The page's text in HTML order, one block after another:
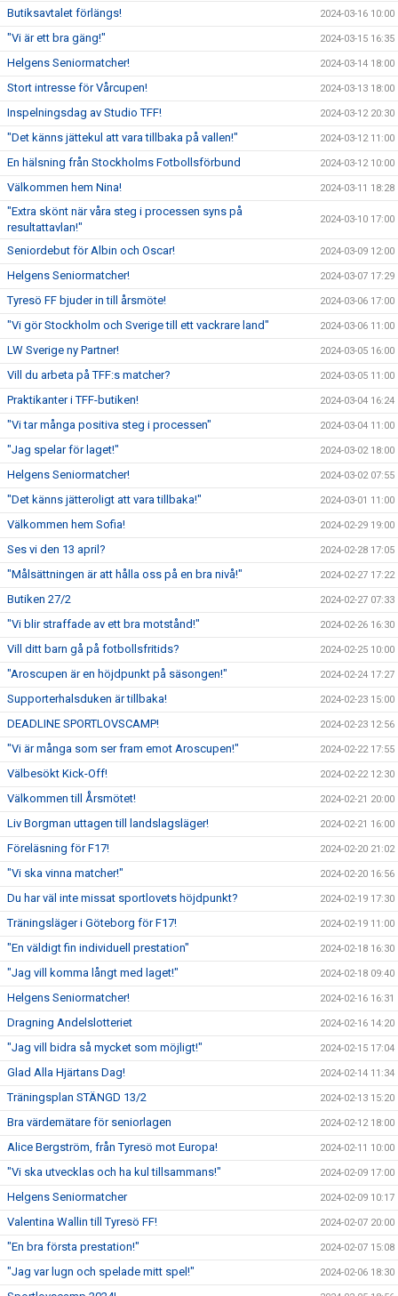
Butiksavtalet förlängs! 2024-03-16 10:00
"Vi är ett bra gäng!" 2024-03-15 16:35
Helgens Seniormatcher! 2024-03-14 18:00
Stort intresse för Vårcupen! 2024-03-13 18:00
Inspelningsdag av Studio TFF! 2024-03-12 20:30
"Det känns jättekul att vara tillbaka på vallen!" 2024-03-12 11:00
En hälsning från Stockholms Fotbollsförbund 2024-03-12 10:00
Välkommen hem Nina! 2024-03-11 18:28
"Extra skönt när våra steg i processen syns på
resultattavlan!"
2024-03-10 17:00
Seniordebut för Albin och Oscar! 2024-03-09 12:00
Helgens Seniormatcher! 2024-03-07 17:29
Tyresö FF bjuder in till årsmöte! 2024-03-06 17:00
"Vi gör Stockholm och Sverige till ett vackrare land" 2024-03-06 11:00
LW Sverige ny Partner! 2024-03-05 16:00
Vill du arbeta på TFF:s matcher? 2024-03-05 11:00
Praktikanter i TFF-butiken! 2024-03-04 16:24
"Vi tar många positiva steg i processen" 2024-03-04 11:00
"Jag spelar för laget!" 2024-03-02 18:00
Helgens Seniormatcher! 2024-03-02 07:55
"Det känns jätteroligt att vara tillbaka!" 2024-03-01 11:00
Välkommen hem Sofia! 2024-02-29 19:00
Ses vi den 13 april? 2024-02-28 17:05
"Målsättningen är att hålla oss på en bra nivå!" 2024-02-27 17:22
Butiken 27/2 2024-02-27 07:33
"Vi blir straffade av ett bra motstånd!" 2024-02-26 16:30
Vill ditt barn gå på fotbollsfritids? 2024-02-25 10:00
"Aroscupen är en höjdpunkt på säsongen!" 2024-02-24 17:27
Supporterhalsduken är tillbaka! 2024-02-23 15:00
DEADLINE SPORTLOVSCAMP! 2024-02-23 12:56
"Vi är många som ser fram emot Aroscupen!" 2024-02-22 17:55
Välbesökt Kick-Off! 2024-02-22 12:30
Välkommen till Årsmötet! 2024-02-21 20:00
Liv Borgman uttagen till landslagsläger! 2024-02-21 16:00
Föreläsning för F17! 2024-02-20 21:02
"Vi ska vinna matcher!" 2024-02-20 16:56
Du har väl inte missat sportlovets höjdpunkt? 2024-02-19 17:30
Träningsläger i Göteborg för F17! 2024-02-19 11:00
"En väldigt fin individuell prestation" 2024-02-18 16:30
"Jag vill komma långt med laget!" 2024-02-18 09:40
Helgens Seniormatcher! 2024-02-16 16:31
Dragning Andelslotteriet 2024-02-16 14:20
"Jag vill bidra så mycket som möjligt!" 2024-02-15 17:04
Glad Alla Hjärtans Dag! 2024-02-14 11:34
Träningsplan STÄNGD 13/2 2024-02-13 15:20
Bra värdemätare för seniorlagen 2024-02-12 18:00
Alice Bergström, från Tyresö mot Europa! 2024-02-11 10:00
"Vi ska utvecklas och ha kul tillsammans!" 2024-02-09 17:00
Helgens Seniormatcher 2024-02-09 10:17
Valentina Wallin till Tyresö FF! 2024-02-07 20:00
"En bra första prestation!" 2024-02-07 15:08
"Jag var lugn och spelade mitt spel!" 2024-02-06 18:30